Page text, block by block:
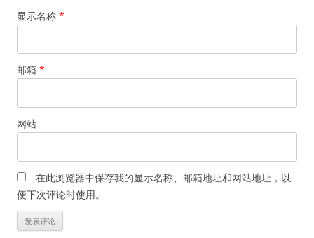
显示名称 *
邮箱 *
网站
在此浏览器中保存我的显示名称、邮箱地址和网站地址，以
便下次评论时使用。